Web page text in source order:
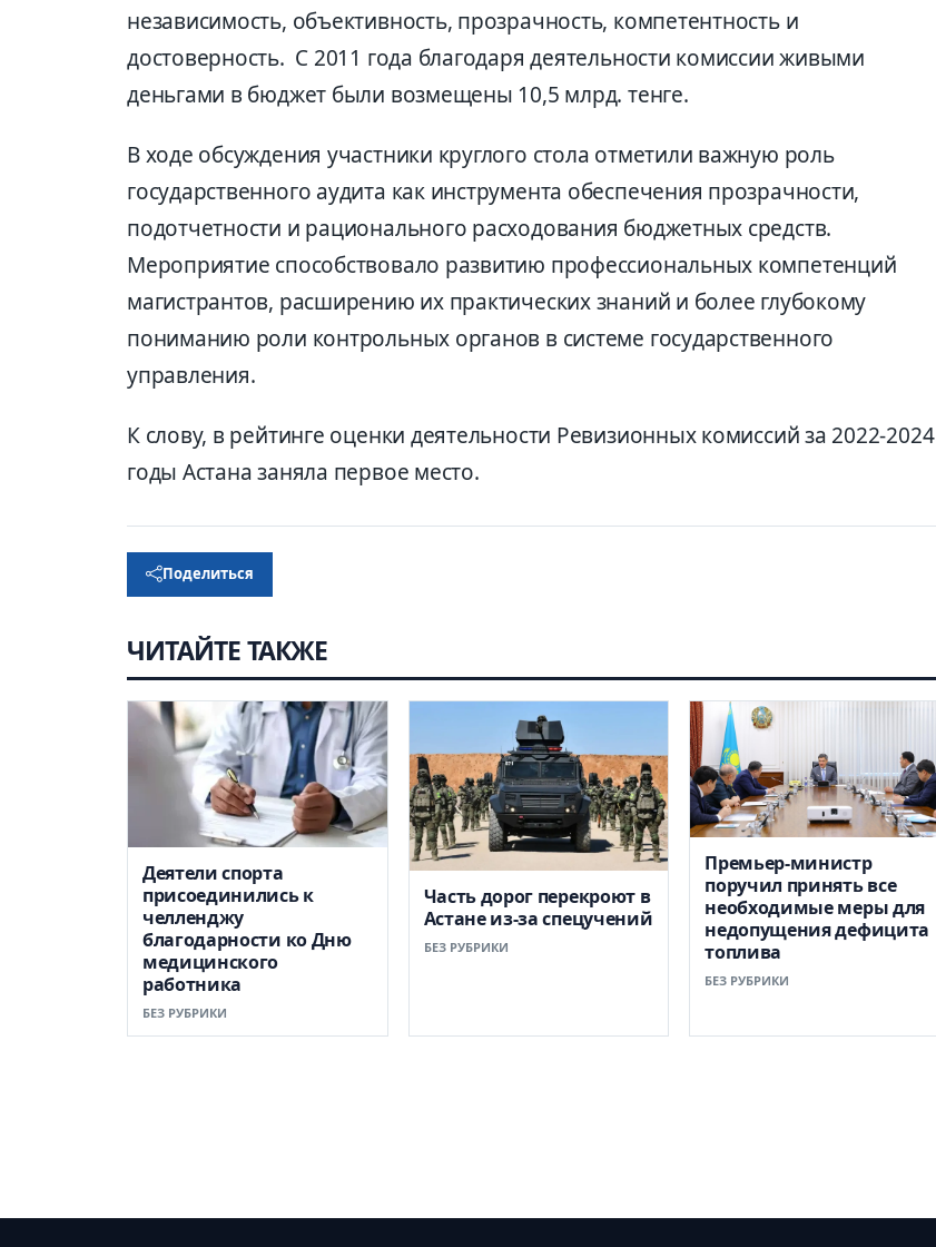
независимость, объективность, прозрачность, компетентность и
достоверность. С 2011 года благодаря деятельности комиссии живыми
деньгами в бюджет были возмещены 10,5 млрд. тенге.
В ходе обсуждения участники круглого стола отметили важную роль
государственного аудита как инструмента обеспечения прозрачности,
подотчетности и рационального расходования бюджетных средств.
Мероприятие способствовало развитию профессиональных компетенций
магистрантов, расширению их практических знаний и более глубокому
пониманию роли контрольных органов в системе государственного
управления.
К слову, в рейтинге оценки деятельности Ревизионных комиссий за 2022-2024
годы Астана заняла первое место.
Поделиться
ЧИТАЙТЕ ТАКЖЕ
Деятели спорта
присоединились к
челленджу
благодарности ко Дню
медицинского
работника
БЕЗ РУБРИКИ
Часть дорог перекроют в
Астане из-за спецучений
БЕЗ РУБРИКИ
Премьер-министр
поручил принять все
необходимые меры для
недопущения дефицита
топлива
БЕЗ РУБРИКИ